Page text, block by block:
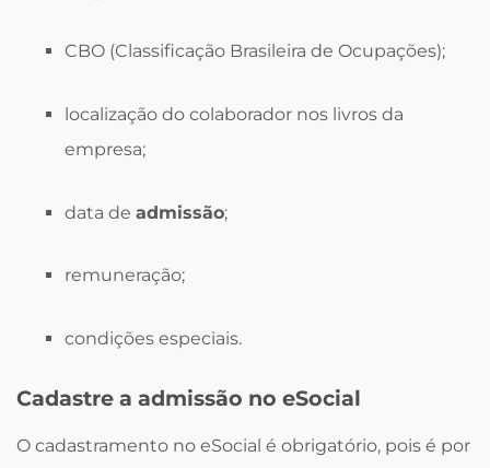
CBO (Classificação Brasileira de Ocupações);
localização do colaborador nos livros da
empresa;
data de admissão;
remuneração;
condições especiais.
Cadastre a admissão no eSocial
O cadastramento no eSocial é obrigatório, pois é por